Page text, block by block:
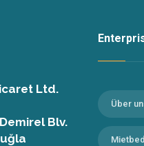
Ltd.
Blv.
Über